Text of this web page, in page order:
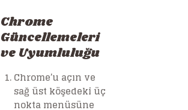
Chrome
Güncellemeleri
ve Uyumluluğu
Chrome’u açın ve
sağ üst köşedeki üç
nokta menüsüne